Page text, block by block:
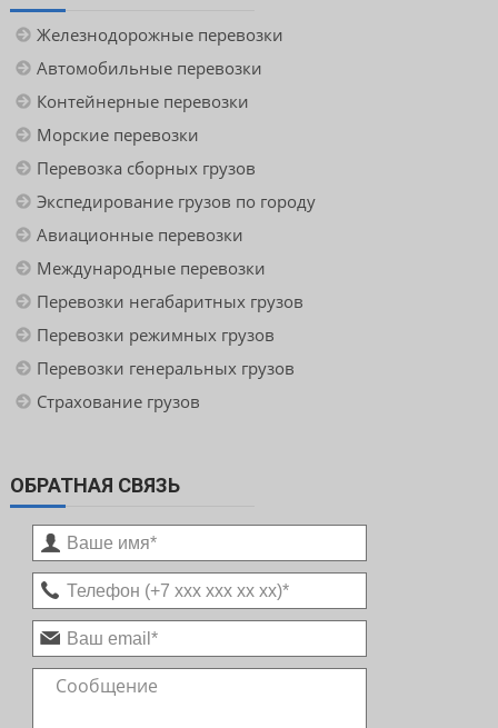
Железнодорожные перевозки
Автомобильные перевозки
Контейнерные перевозки
Морские перевозки
Перевозка сборных грузов
Экспедирование грузов по городу
Авиационные перевозки
Международные перевозки
Перевозки негабаритных грузов
Перевозки режимных грузов
Перевозки генеральных грузов
Страхование грузов
ОБРАТНАЯ СВЯЗЬ